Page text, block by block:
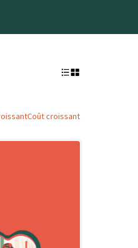
Coût croissant